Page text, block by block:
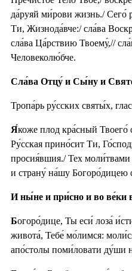
да́руяй ми́рови жизнь./
Ти, Жизнода́вче:/ сла́ва
сла́ва Ца́рствию Твоему́,//
Человеколю́бче.
Сла́ва Отцу́ и Сы́ну и
Тропа́рь ру́сских святы́х,
Я́коже плод кра́сный Твоего́
Ру́сская прино́сит Ти,
просия́вшия./ Тех
и страну́ на́шу
И ны́не и при́сно и во ве́ки
Богоро́дице, Ты еси́ лоза́
живота́, Тебе́ мо́лимся:
апо́столы поми́ловати ду́ши